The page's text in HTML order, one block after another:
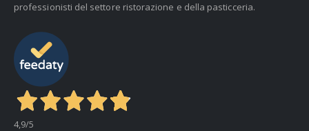
professionisti del settore ristorazione e della pasticceria.
4,9/5